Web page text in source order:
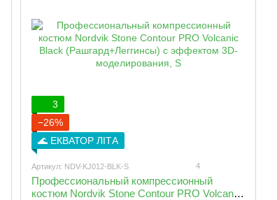
3
−26%
🌊 ЕКВАТОР ЛІТА
Артикул: NDV-KJ012-BLK-S 4
Профессиональный компрессионный
костюм Nordvik Stone Contour PRO Volcanic